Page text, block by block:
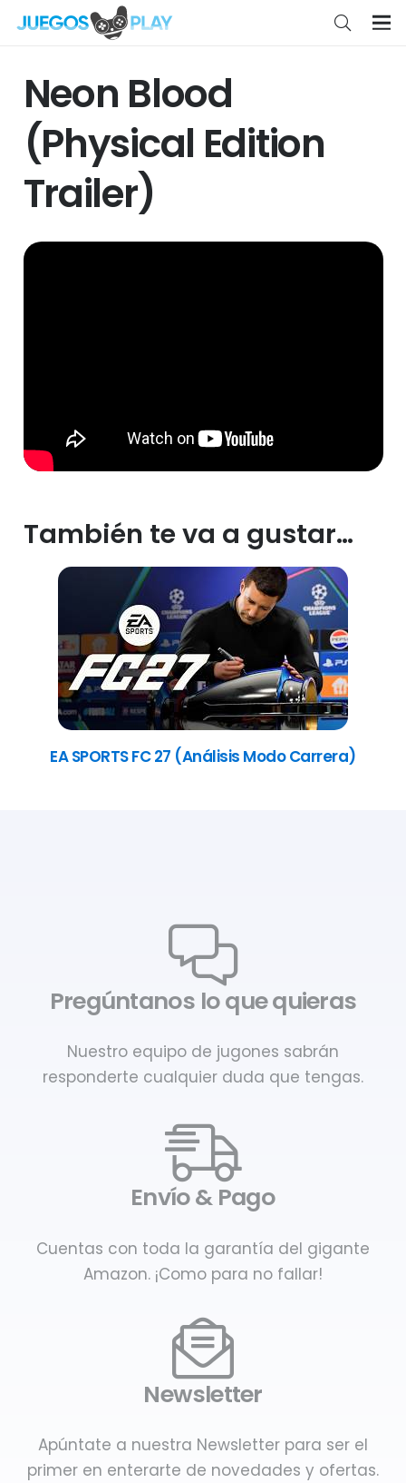
Neon Blood
(Physical Edition
Trailer)
También te va a gustar…
EA SPORTS FC 27 (Análisis Modo Carrera)
Pregúntanos lo que quieras
Nuestro equipo de jugones sabrán
responderte cualquier duda que tengas.
Envío & Pago
Cuentas con toda la garantía del gigante
Amazon. ¡Como para no fallar!
Newsletter
Apúntate a nuestra Newsletter para ser el
primer en enterarte de novedades y ofertas.